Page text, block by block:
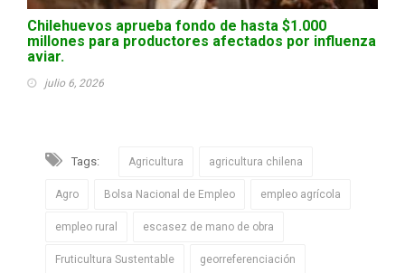
Chilehuevos aprueba fondo de hasta $1.000
millones para productores afectados por influenza
aviar.
julio 6, 2026
Tags: Agricultura agricultura chilena
Agro Bolsa Nacional de Empleo empleo agrícola
empleo rural escasez de mano de obra
Fruticultura Sustentable georreferenciación